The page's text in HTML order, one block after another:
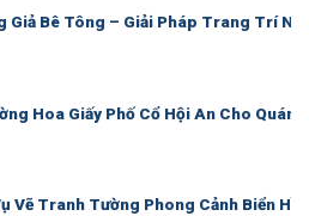
Giả Bê Tông – Giải Pháp Trang Trí
Hoa Giấy Phố Cổ Hội An Cho Quán
Vẽ Tranh Tường Phong Cảnh Biển Hồ